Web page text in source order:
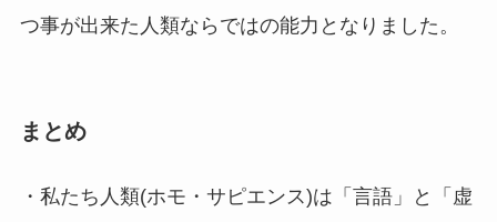
つ事が出来た人類ならではの能力となりました。
まとめ
・私たち人類(ホモ・サピエンス)は「言語」と「虚